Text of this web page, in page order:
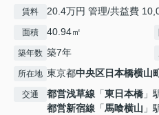
賃料 20.4万円 管理/共益費
面積 40.94㎡
築年数 築7年
所在地 東京都中央区日本橋横山
交通 都営浅草線 「東日本橋 」
都営新宿線 「馬喰横山 」